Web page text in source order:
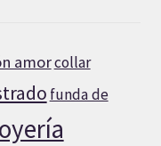
amorcollar
funda de